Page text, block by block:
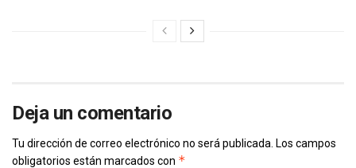
Deja un comentario
Tu dirección de correo electrónico no será publicada. Los campos
obligatorios están marcados con *